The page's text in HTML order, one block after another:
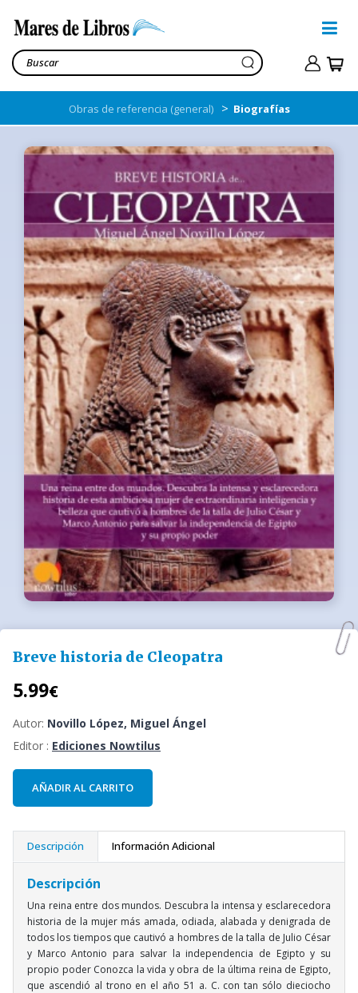
Obras de referencia (general) > Biografías
Breve historia de Cleopatra
5.99€
Autor: Novillo López, Miguel Ángel
Editor : Ediciones Nowtilus
AÑADIR AL CARRITO
Descripción Información Adicional
Descripción
Una reina entre dos mundos. Descubra la intensa y esclarecedora
historia de la mujer más amada, odiada, alabada y denigrada de
todos los tiempos que cautivó a hombres de la talla de Julio César
y Marco Antonio para salvar la independencia de Egipto y su
propio poder Conozca la vida y obra de la última reina de Egipto,
que ascendió al trono en el año 51 a. C. con tan sólo dieciocho